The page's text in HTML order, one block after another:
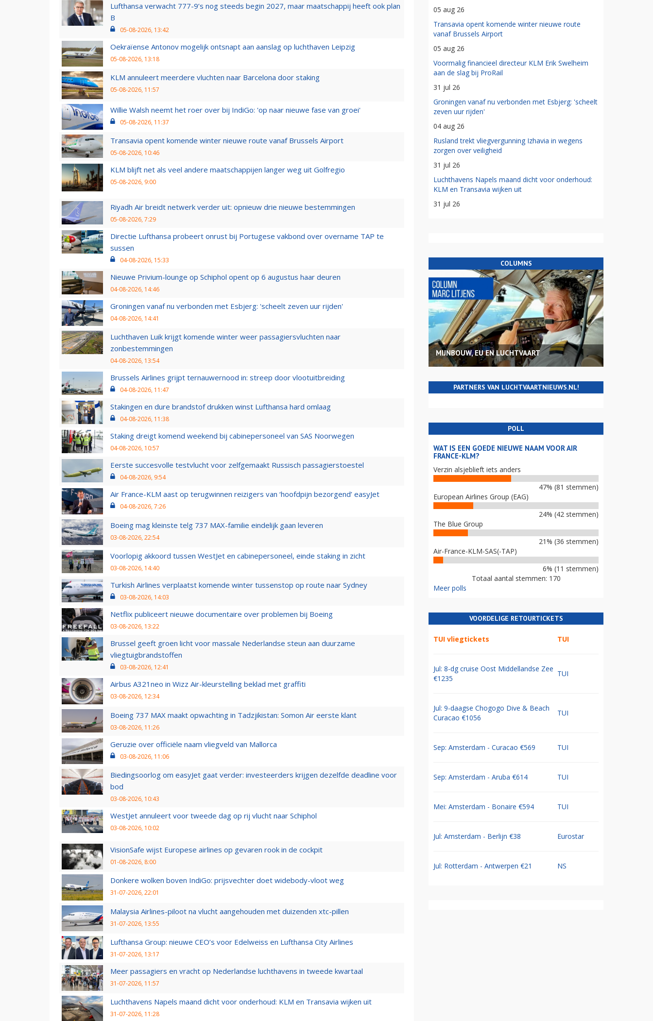
Lufthansa verwacht 777-9’s nog steeds begin 2027, maar maatschappij heeft ook plan
B
05-08-2026, 13:42
Oekraïense Antonov mogelijk ontsnapt aan aanslag op luchthaven Leipzig
05-08-2026, 13:18
KLM annuleert meerdere vluchten naar Barcelona door staking
05-08-2026, 11:57
Willie Walsh neemt het roer over bij IndiGo: 'op naar nieuwe fase van groei'
05-08-2026, 11:37
Transavia opent komende winter nieuwe route vanaf Brussels Airport
05-08-2026, 10:46
KLM blijft net als veel andere maatschappijen langer weg uit Golfregio
05-08-2026, 9:00
Riyadh Air breidt netwerk verder uit: opnieuw drie nieuwe bestemmingen
05-08-2026, 7:29
Directie Lufthansa probeert onrust bij Portugese vakbond over overname TAP te
sussen
04-08-2026, 15:33
Nieuwe Privium-lounge op Schiphol opent op 6 augustus haar deuren
04-08-2026, 14:46
Groningen vanaf nu verbonden met Esbjerg: 'scheelt zeven uur rijden'
04-08-2026, 14:41
Luchthaven Luik krijgt komende winter weer passagiersvluchten naar
zonbestemmingen
04-08-2026, 13:54
Brussels Airlines grijpt ternauwernood in: streep door vlootuitbreiding
04-08-2026, 11:47
Stakingen en dure brandstof drukken winst Lufthansa hard omlaag
04-08-2026, 11:38
Staking dreigt komend weekend bij cabinepersoneel van SAS Noorwegen
04-08-2026, 10:57
Eerste succesvolle testvlucht voor zelfgemaakt Russisch passagierstoestel
04-08-2026, 9:54
Air France-KLM aast op terugwinnen reizigers van ‘hoofdpijn bezorgend’ easyJet
04-08-2026, 7:26
Boeing mag kleinste telg 737 MAX-familie eindelijk gaan leveren
03-08-2026, 22:54
Voorlopig akkoord tussen WestJet en cabinepersoneel, einde staking in zicht
03-08-2026, 14:40
Turkish Airlines verplaatst komende winter tussenstop op route naar Sydney
03-08-2026, 14:03
Netflix publiceert nieuwe documentaire over problemen bij Boeing
03-08-2026, 13:22
Brussel geeft groen licht voor massale Nederlandse steun aan duurzame
vliegtuigbrandstoffen
03-08-2026, 12:41
Airbus A321neo in Wizz Air-kleurstelling beklad met graffiti
03-08-2026, 12:34
Boeing 737 MAX maakt opwachting in Tadzjikistan: Somon Air eerste klant
03-08-2026, 11:26
Geruzie over officiële naam vliegveld van Mallorca
03-08-2026, 11:06
Biedingsoorlog om easyJet gaat verder: investeerders krijgen dezelfde deadline voor
bod
03-08-2026, 10:43
WestJet annuleert voor tweede dag op rij vlucht naar Schiphol
03-08-2026, 10:02
VisionSafe wijst Europese airlines op gevaren rook in de cockpit
01-08-2026, 8:00
Donkere wolken boven IndiGo: prijsvechter doet widebody-vloot weg
31-07-2026, 22:01
Malaysia Airlines-piloot na vlucht aangehouden met duizenden xtc-pillen
31-07-2026, 13:55
Lufthansa Group: nieuwe CEO’s voor Edelweiss en Lufthansa City Airlines
31-07-2026, 13:17
Meer passagiers en vracht op Nederlandse luchthavens in tweede kwartaal
31-07-2026, 11:57
Luchthavens Napels maand dicht voor onderhoud: KLM en Transavia wijken uit
31-07-2026, 11:28
05 aug 26
Transavia opent komende winter nieuwe route
vanaf Brussels Airport
05 aug 26
Voormalig financieel directeur KLM Erik Swelheim
aan de slag bij ProRail
31 jul 26
Groningen vanaf nu verbonden met Esbjerg: 'scheelt
zeven uur rijden'
04 aug 26
Rusland trekt vliegvergunning Izhavia in wegens
zorgen over veiligheid
31 jul 26
Luchthavens Napels maand dicht voor onderhoud:
KLM en Transavia wijken uit
31 jul 26
COLUMNS
MIJNBOUW, EU EN LUCHTVAART
PARTNERS VAN LUCHTVAARTNIEUWS.NL!
POLL
WAT IS EEN GOEDE NIEUWE NAAM VOOR AIR
FRANCE-KLM?
Verzin alsjeblieft iets anders
47% (81 stemmen)
European Airlines Group (EAG)
24% (42 stemmen)
The Blue Group
21% (36 stemmen)
Air-France-KLM-SAS(-TAP)
6% (11 stemmen)
Totaal aantal stemmen: 170
Meer polls
VOORDELIGE RETOURTICKETS
TUI vliegtickets TUI
Jul: 8-dg cruise Oost Middellandse Zee
€1235
TUI
Jul: 9-daagse Chogogo Dive & Beach
Curacao €1056
TUI
Sep: Amsterdam - Curacao €569 TUI
Sep: Amsterdam - Aruba €614 TUI
Mei: Amsterdam - Bonaire €594 TUI
Jul: Amsterdam - Berlijn €38 Eurostar
Jul: Rotterdam - Antwerpen €21 NS